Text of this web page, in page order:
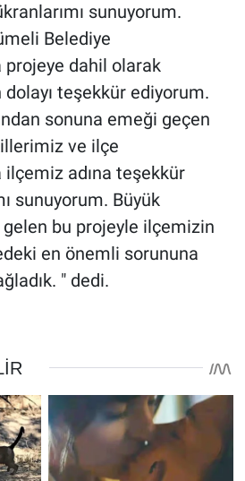
sunuyorum.
Belediye
projeye dahil olarak
teşekkür ediyorum.
sonuna emeği geçen
ve ilçe
ilçemiz adına teşekkür
sunuyorum. Büyük
bu projeyle ilçemizin
en önemli sorununa
" dedi.